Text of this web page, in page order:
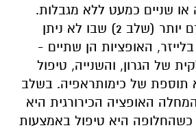
או שניים כמעט ללא מגבלות.
בשלב מעט מתקדם יותר (שלב 2) שבו לא ניתן
האופציות הן שתיים -
של הגרון, והשנייה, טיפול
תוספת של כימותראפיה. בשלב
האופציה הכירורגית היא
כשהחלופה היא טיפול באמצעות